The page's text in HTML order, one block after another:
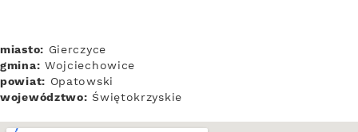
miasto: Gierczyce
gmina: Wojciechowice
powiat: Opatowski
województwo: Świętokrzyskie